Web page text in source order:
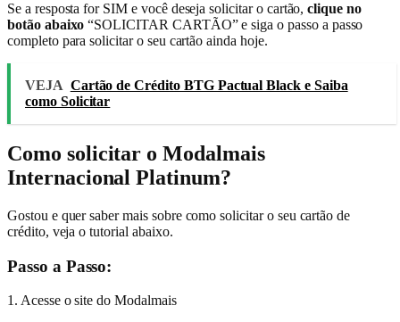
Se a resposta for SIM e você deseja solicitar o cartão,clique no
botão abaixo “SOLICITAR CARTÃO” e siga o passo a passo
completo para solicitar o seu cartão ainda hoje.
VEJA Cartão de Crédito BTG Pactual Black e Saiba
como Solicitar
Como solicitar o Modalmais
Internacional Platinum?
Gostou e quer saber mais sobre como solicitar o seu cartão de
crédito, veja o tutorial abaixo.
Passo a Passo:
1. Acesse o site do Modalmais